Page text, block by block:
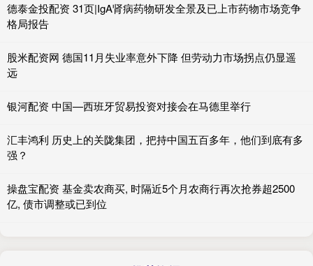
德泰金投配资 31页|IgA肾病药物研发全景及已上市药物市场竞争
格局报告
股米配资网 德国11月失业率意外下降 但劳动力市场拐点仍显遥
远
银河配资 中国—西班牙贸易投资对接会在马德里举行
汇丰鸿利 历史上的关陇集团，把持中国五百多年，他们到底有多
强？
操盘宝配资 基金卖农商买, 时隔近5个月农商行再次抢券超2500
亿, 债市调整或已到位